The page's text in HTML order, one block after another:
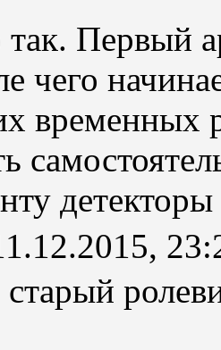
Первый
чего
временных
старый